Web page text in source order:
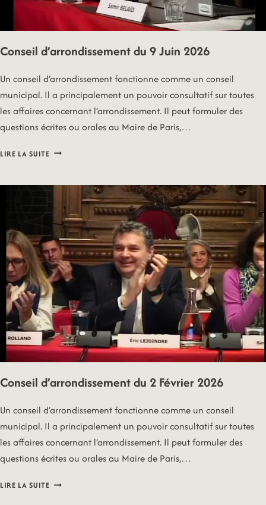
Conseil d’arrondissement du 9 Juin 2026
Un conseil d’arrondissement fonctionne comme un conseil
municipal. Il a principalement un pouvoir consultatif sur toutes
les affaires concernant l’arrondissement. Il peut formuler des
questions écrites ou orales au Maire de Paris,…
LIRE LA SUITECONSEIL
9
2026
Conseil d’arrondissement du 2 Février 2026
Un conseil d’arrondissement fonctionne comme un conseil
municipal. Il a principalement un pouvoir consultatif sur toutes
les affaires concernant l’arrondissement. Il peut formuler des
questions écrites ou orales au Maire de Paris,…
LIRE LA SUITECONSEIL